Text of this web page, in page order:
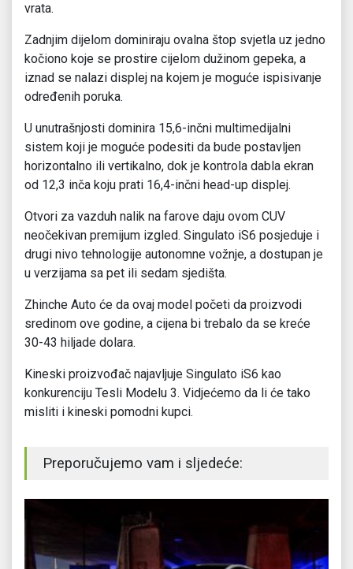
vrata.
Zadnjim dijelom dominiraju ovalna štop svjetla uz jedno
kočiono koje se prostire cijelom dužinom gepeka, a
iznad se nalazi displej na kojem je moguće ispisivanje
određenih poruka.
U unutrašnjosti dominira 15,6-inčni multimedijalni
sistem koji je moguće podesiti da bude postavljen
horizontalno ili vertikalno, dok je kontrola dabla ekran
od 12,3 inča koju prati 16,4-inčni head-up displej.
Otvori za vazduh nalik na farove daju ovom CUV
neočekivan premijum izgled. Singulato iS6 posjeduje i
drugi nivo tehnologije autonomne vožnje, a dostupan je
u verzijama sa pet ili sedam sjedišta.
Zhinche Auto će da ovaj model početi da proizvodi
sredinom ove godine, a cijena bi trebalo da se kreće
30-43 hiljade dolara.
Kineski proizvođač najavljuje Singulato iS6 kao
konkurenciju Tesli Modelu 3. Vidjećemo da li će tako
misliti i kineski pomodni kupci.
Preporučujemo vam i sljedeće: